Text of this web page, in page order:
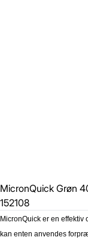
MicronQuick Grøn
152108
MicronQuick er en
kan enten anvendes